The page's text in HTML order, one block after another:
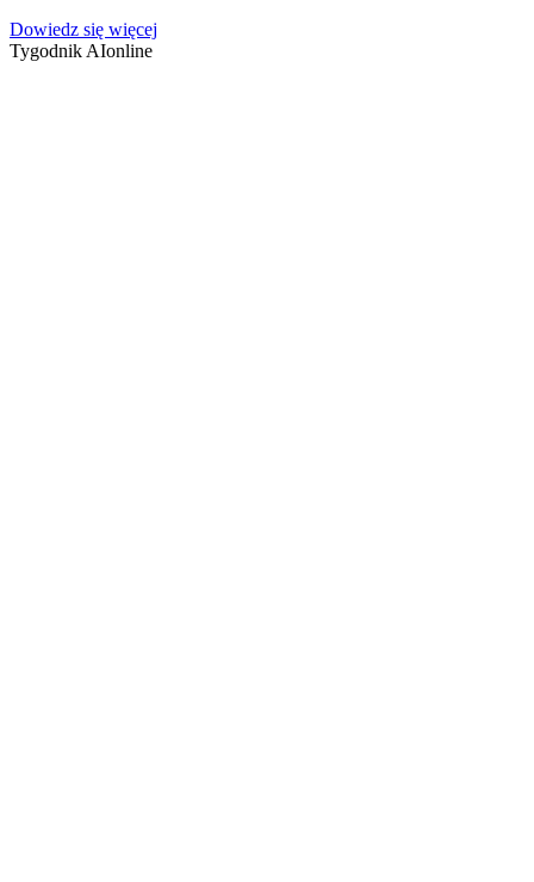
Dowiedz się więcej
Tygodnik AIonline